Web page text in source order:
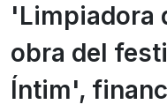
'Limpiadora
obra del
Íntim',